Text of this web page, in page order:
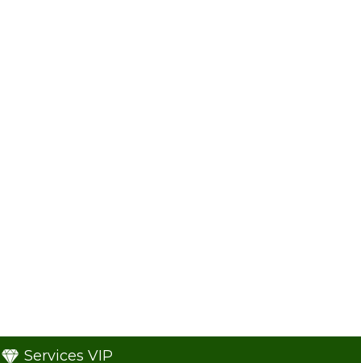
Services VIP